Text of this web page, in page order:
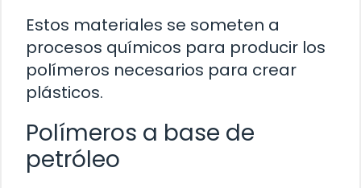
Estos materiales se someten a
procesos químicos para producir los
polímeros necesarios para crear
plásticos.
Polímeros a base de
petróleo